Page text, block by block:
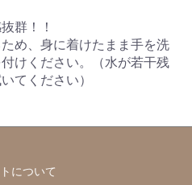
群！！
め、身に着けたまま手を洗
けください。（水が若干残
てください）
について